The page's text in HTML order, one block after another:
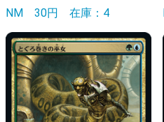
NM 30円 在庫：4